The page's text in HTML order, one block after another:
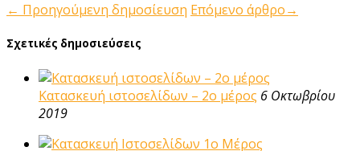
← Προηγούμενη δημοσίευση Επόμενο άρθρο→
Σχετικές δημοσιεύσεις
Κατασκευή ιστοσελίδων – 2ο μέρος 6 Οκτωβρίου
2019